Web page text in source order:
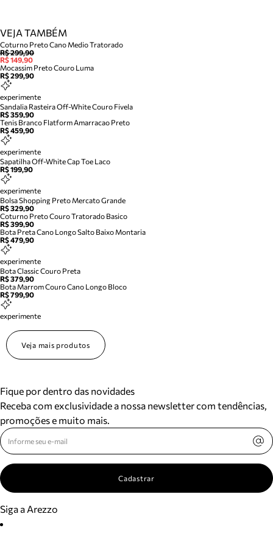
VEJA TAMBÉM
Coturno Preto Cano Medio Tratorado
R$ 299,90
R$ 149,90
Mocassim Preto Couro Luma
R$ 299,90
experimente
Sandalia Rasteira Off-White Couro Fivela
R$ 359,90
Tenis Branco Flatform Amarracao Preto
R$ 459,90
experimente
Sapatilha Off-White Cap Toe Laco
R$ 199,90
experimente
Bolsa Shopping Preto Mercato Grande
R$ 329,90
Coturno Preto Couro Tratorado Basico
R$ 399,90
Bota Preta Cano Longo Salto Baixo Montaria
R$ 479,90
experimente
Bota Classic Couro Preta
R$ 379,90
Bota Marrom Couro Cano Longo Bloco
R$ 799,90
experimente
Veja mais produtos
Fique por dentro das novidades
Receba com exclusividade a nossa newsletter com tendências,
promoções e muito mais.
Cadastrar
Siga a Arezzo